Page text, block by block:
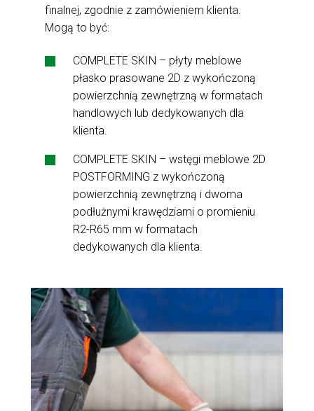
finalnej, zgodnie z zamówieniem klienta.
Mogą to być:
COMPLETE SKIN – płyty meblowe
płasko prasowane 2D z wykończoną
powierzchnią zewnętrzną w formatach
handlowych lub dedykowanych dla
klienta.
COMPLETE SKIN – wstęgi meblowe 2D
POSTFORMING z wykończoną
powierzchnią zewnętrzną i dwoma
podłużnymi krawędziami o promieniu
R2-R65 mm w formatach
dedykowanych dla klienta.